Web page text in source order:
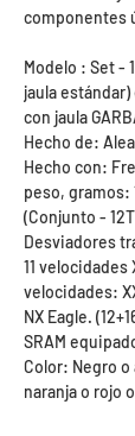
componentes
Modelo : Set -
jaula estándar)
con jaula
Hecho de:
Hecho con:
peso, gramos:
(Conjunto - 12T
Desviadores
11 velocidades
velocidades:
NX Eagle.
SRAM
Color: Negro o
naranja o rojo